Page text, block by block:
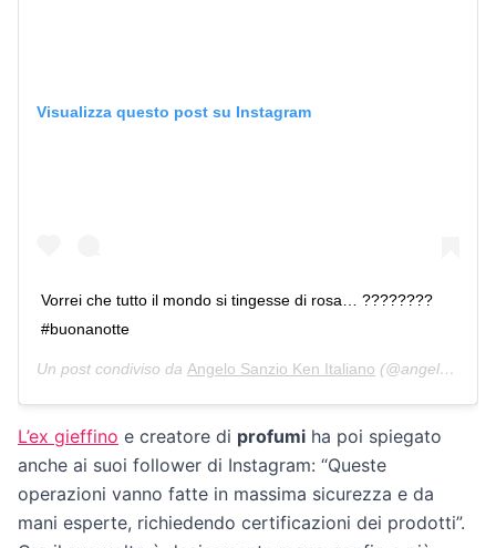
Visualizza questo post su Instagram
Vorrei che tutto il mondo si tingesse di rosa… ????????
#buonanotte
Un post condiviso da Angelo Sanzio Ken Italiano (@angelosanzio_real) in data:
L’ex gieffino e creatore di profumi ha poi spiegato
anche ai suoi follower di Instagram: “Queste
operazioni vanno fatte in massima sicurezza e da
mani esperte, richiedendo certificazioni dei prodotti”.